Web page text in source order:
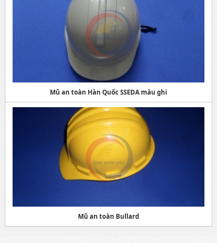
Mũ an toàn Hàn Quốc SSEDA màu ghi
Mũ an toàn Bullard